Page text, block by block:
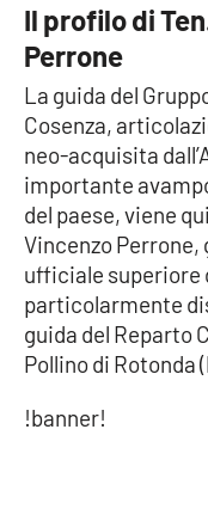
Good Morning
Parchi Marini
Leggendo Alvaro
Imprese Di
Le perfidie di
Venti di
STREAMING
Il profilo di
Perrone
La guida del
Cosenza,
neo-acquisita
importante
del paese, viene
Vincenzo Perrone,
ufficiale superiore
particolarmente
guida del Reparto
Pollino di Rotonda
!banner!